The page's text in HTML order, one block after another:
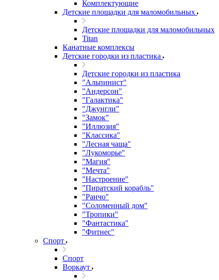
Комплектующие
Детские площадки для маломобильных
Детские площадки для маломобильных
Titan
Канатные комплексы
Детские городки из пластика
Детские городки из пластика
"Альпинист"
"Андерсон"
"Галактика"
"Джунгли"
"Замок"
"Иллюзия"
"Классика"
"Лесная чаща"
"Лукоморье"
"Магия"
"Мечта"
"Настроение"
"Пиратский корабль"
"Ранчо"
"Соломенный дом"
"Тропики"
"Фантастика"
"Фитнес"
Спорт
Спорт
Воркаут